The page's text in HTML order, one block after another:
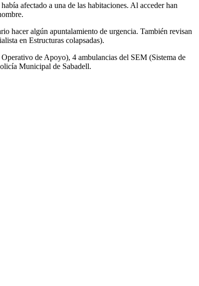
afectado a una de las habitaciones. Al acceder han
hacer algún apuntalamiento de urgencia. También revisan
en Estructuras colapsadas).
de Apoyo), 4 ambulancias del SEM (Sistema de
Municipal de Sabadell.